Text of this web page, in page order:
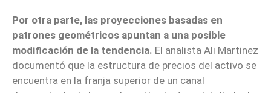
Por otra parte, las proyecciones basadas en
patrones geométricos apuntan a una posible
modificación de la tendencia. El analista Ali Martinez
documentó que la estructura de precios del activo se
encuentra en la franja superior de un canal